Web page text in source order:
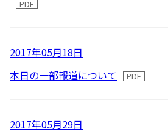
2017年05月18日
本日の一部報道について
2017年05月29日